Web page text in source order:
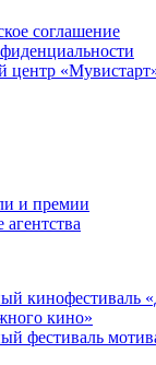
соглашение
центр
и премии
кинофестиваль
кино»
фестиваль